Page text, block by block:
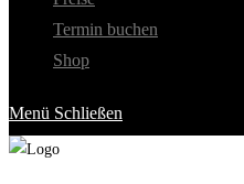
Termin buchen
Shop
Menü Schließen